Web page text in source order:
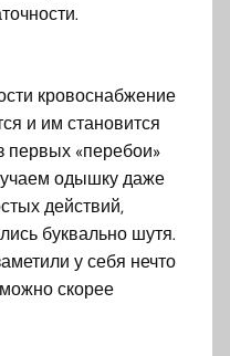
кровоснабжение
и им становится
первых «перебои»
одышку даже
действий,
буквально шутя.
у себя нечто
скорее